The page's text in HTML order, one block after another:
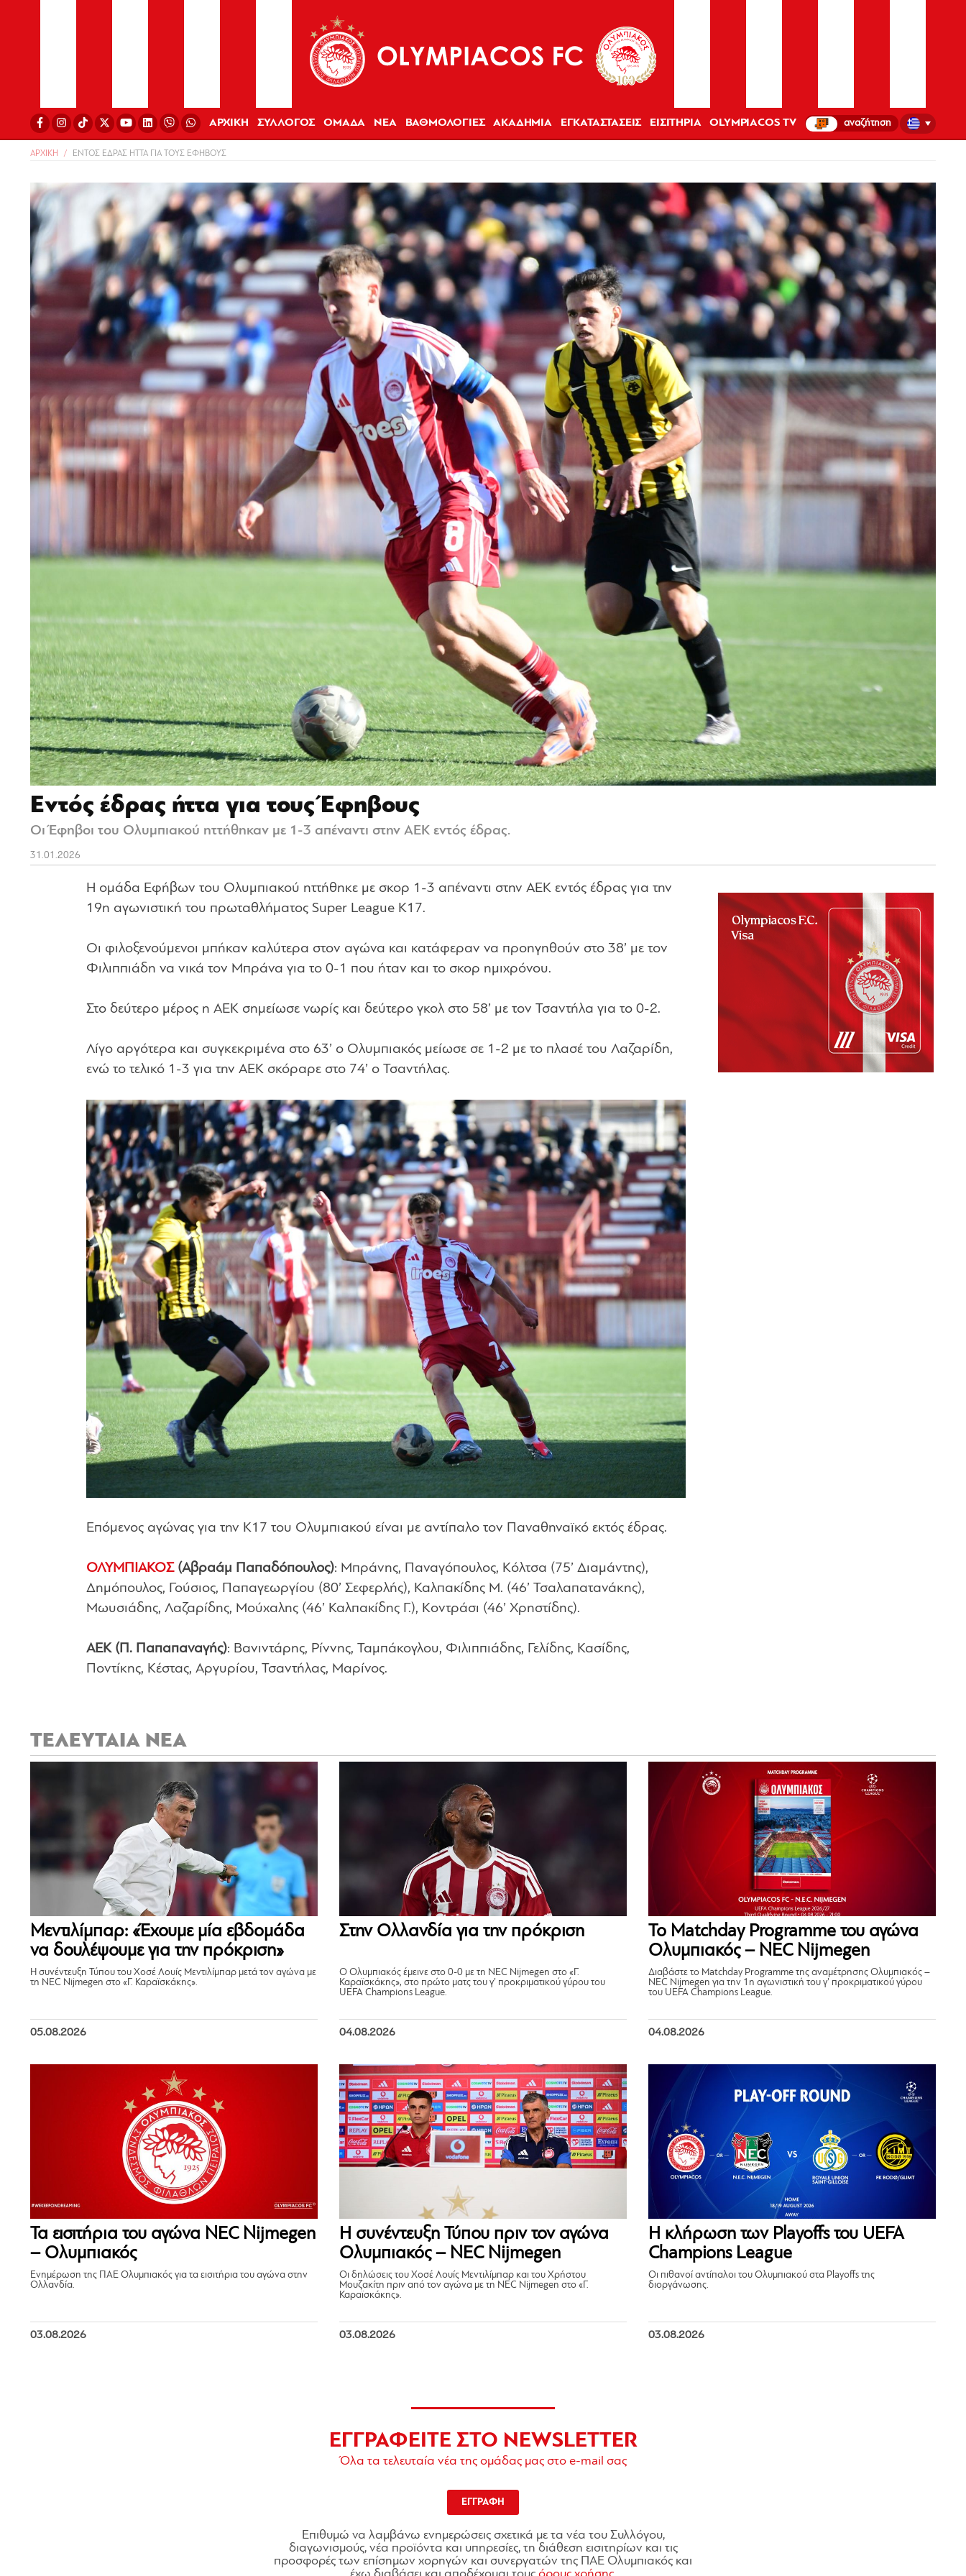
ΑΡΧΙΚΗ ΣΥΛΛΟΓΟΣ ΟΜΑΔΑ ΝΕΑ ΒΑΘΜΟΛΟΓΙΕΣ ΑΚΑΔΗΜΙΑ ΕΓΚΑΤΑΣΤΑΣΕΙΣ ΕΙΣΙΤΗΡΙΑ OLYMPIACOS TV
ΑΡΧΙΚΗ ΕΝΤΟΣ ΕΔΡΑΣ ΗΤΤΑ ΓΙΑ ΤΟΥΣ ΕΦΗΒΟΥΣ
Εντός έδρας ήττα για τους Έφηβους
Οι Έφηβοι του Ολυμπιακού ηττήθηκαν με 1-3 απέναντι στην ΑΕΚ εντός έδρας.
31.01.2026
Η ομάδα Εφήβων του Ολυμπιακού ηττήθηκε με σκορ 1-3 απέναντι στην ΑΕΚ εντός έδρας για την
19η αγωνιστική του πρωταθλήματος Super League Κ17.
Οι φιλοξενούμενοι μπήκαν καλύτερα στον αγώνα και κατάφεραν να προηγηθούν στο 38’ με τον
Φιλιππιάδη να νικά τον Μπράνα για το 0-1 που ήταν και το σκορ ημιχρόνου.
Στο δεύτερο μέρος η ΑΕΚ σημείωσε νωρίς και δεύτερο γκολ στο 58’ με τον Τσαντήλα για το 0-2.
Λίγο αργότερα και συγκεκριμένα στο 63’ ο Ολυμπιακός μείωσε σε 1-2 με το πλασέ του Λαζαρίδη,
ενώ το τελικό 1-3 για την ΑΕΚ σκόραρε στο 74’ ο Τσαντήλας.
Επόμενος αγώνας για την Κ17 του Ολυμπιακού είναι με αντίπαλο τον Παναθηναϊκό εκτός έδρας.
ΟΛΥΜΠΙΑΚΟΣ (Αβραάμ Παπαδόπουλος): Μπράνης, Παναγόπουλος, Κόλτσα (75’ Διαμάντης),
Δημόπουλος, Γούσιος, Παπαγεωργίου (80’ Σεφερλής), Καλπακίδης Μ. (46’ Τσαλαπατανάκης),
Μωυσιάδης, Λαζαρίδης, Μούχαλης (46’ Καλπακίδης Γ.), Κοντράσι (46’ Χρηστίδης).
ΑΕΚ (Π. Παπαπαναγής): Βανιντάρης, Ρίννης, Ταμπάκογλου, Φιλιππιάδης, Γελίδης, Κασίδης,
Ποντίκης, Κέστας, Αργυρίου, Τσαντήλας, Μαρίνος.
ΤΕΛΕΥΤΑΙΑ ΝΕΑ
Μεντιλίμπαρ: «Έχουμε μία εβδομάδα
να δουλέψουμε για την πρόκριση»
Η συνέντευξη Τύπου του Χοσέ Λουίς Μεντιλίμπαρ μετά τον αγώνα με
τη NEC Nijmegen στο «Γ. Καραϊσκάκης».
05.08.2026
Στην Ολλανδία για την πρόκριση
Ο Ολυμπιακός έμεινε στο 0-0 με τη NEC Nijmegen στο «Γ.
Καραϊσκάκης», στο πρώτο ματς του γ’ προκριματικού γύρου του
UEFA Champions League.
04.08.2026
Το Matchday Programme του αγώνα
Ολυμπιακός – NEC Nijmegen
Διαβάστε το Matchday Programme της αναμέτρησης Ολυμπιακός –
NEC Nijmegen για την 1η αγωνιστική του γ’ προκριματικού γύρου
του UEFA Champions League.
04.08.2026
Τα εισιτήρια του αγώνα NEC Nijmegen
– Ολυμπιακός
Ενημέρωση της ΠΑΕ Ολυμπιακός για τα εισιτήρια του αγώνα στην
Ολλανδία.
03.08.2026
Η συνέντευξη Τύπου πριν τον αγώνα
Ολυμπιακός – NEC Nijmegen
Οι δηλώσεις του Χοσέ Λουίς Μεντιλίμπαρ και του Χρήστου
Μουζακίτη πριν από τον αγώνα με τη NEC Nijmegen στο «Γ.
Καραϊσκάκης».
03.08.2026
Η κλήρωση των Playoffs του UEFA
Champions League
Οι πιθανοί αντίπαλοι του Ολυμπιακού στα Playoffs της
διοργάνωσης.
03.08.2026
ΕΓΓΡΑΦΕΙΤΕ ΣΤΟ NEWSLETTER
Όλα τα τελευταία νέα της ομάδας μας στο e-mail σας
ΕΓΓΡΑΦΗ
Επιθυμώ να λαμβάνω ενημερώσεις σχετικά με τα νέα του Συλλόγου,
διαγωνισμούς, νέα προϊόντα και υπηρεσίες, τη διάθεση εισιτηρίων και τις
προσφορές των επίσημων χορηγών και συνεργατών της ΠΑΕ Ολυμπιακός και